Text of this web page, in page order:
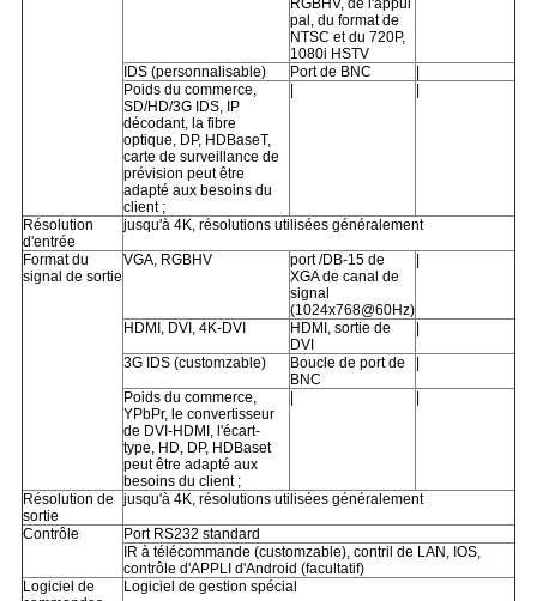
RGBHV, de l'appui
pal, du format de
NTSC et du 720P,
1080i HSTV
IDS (personnalisable)
Port de BNC
Poids du commerce,
SD/HD/3G IDS, IP
décodant, la fibre
optique, DP, HDBaseT,
carte de surveillance de
prévision peut être
adapté aux besoins du
client ;
Résolution
d'entrée
jusqu'à 4K, résolutions utilisées généralement
Format du
signal de sortie
VGA, RGBHV
port /DB-15 de
XGA de canal de
signal
(1024x768@60Hz)
HDMI, DVI, 4K-DVI
HDMI, sortie de
DVI
3G IDS (customzable)
Boucle de port de
BNC
Poids du commerce,
YPbPr, le convertisseur
de DVI-HDMI, l'écart-
type, HD, DP, HDBaset
peut être adapté aux
besoins du client ;
Résolution de
sortie
jusqu'à 4K, résolutions utilisées généralement
Contrôle
Port RS232 standard
IR à télécommande (customzable), contril de LAN, IOS,
contrôle d'APPLI d'Android (facultatif)
Logiciel de
Logiciel de gestion spécial